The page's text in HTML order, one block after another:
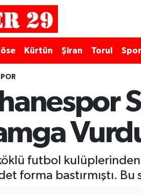
Kürtün Şiran Torul Spor
futbol
forma bastırmıştı.